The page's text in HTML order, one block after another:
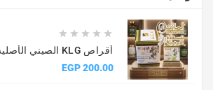





أقراص KLG الصيني الأصلية للرجال
200.00 EGP